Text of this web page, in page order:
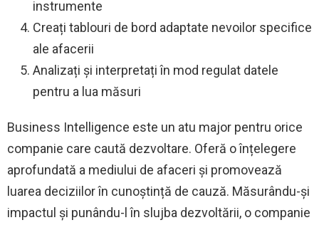
instrumente
Creați tablouri de bord adaptate nevoilor specifice
ale afacerii
Analizați și interpretați în mod regulat datele
pentru a lua măsuri
Business Intelligence este un atu major pentru orice
companie care caută dezvoltare. Oferă o înțelegere
aprofundată a mediului de afaceri și promovează
luarea deciziilor în cunoștință de cauză. Măsurându-și
impactul și punându-l în slujba dezvoltării, o companie